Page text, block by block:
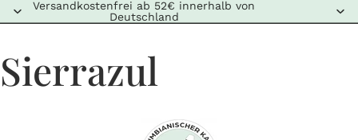
Versandkostenfrei ab 52€ innerhalb von
Deutschland
Sierrazul